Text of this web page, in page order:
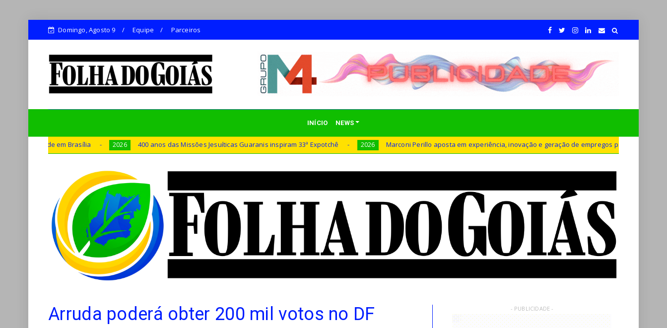
Domingo, Agosto 9 Equipe Parceiros
INÍCIO NEWS
400 anos das Missões Jesuíticas Guaranis inspiram 33ª Expotchê 2026 Marconi Perillo aposta em experiência, inovação e geração de empregos para defender novo ciclo de crescimento
Arruda poderá obter 200 mil votos no DF - PUBLICIDADE -